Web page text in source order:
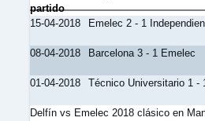
partido
15-04-2018 Emelec 2 - 1
08-04-2018 Barcelona 3 - 1 Emelec
01-04-2018 Técnico Universitario 1 -
Delfín vs Emelec 2018 clásico en